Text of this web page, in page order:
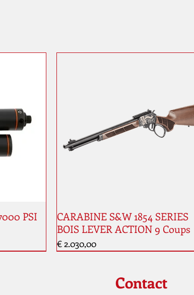
PSI
CARABINE S&W 1854 SERIES
BOIS LEVER ACTION 9 Coups
Prijs
€ 2.030,00
Contact